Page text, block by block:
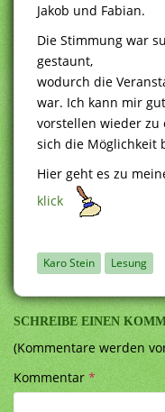
Jakob und Fabian.
Die Stimmung war
gestaunt,
wodurch die
war. Ich kann mir gut
vorstellen wieder zu
sich die Möglichkeit
Hier geht es zu
klick
Karo Stein Lesung
SCHREIBE EINEN
(Kommentare werden
Kommentar*